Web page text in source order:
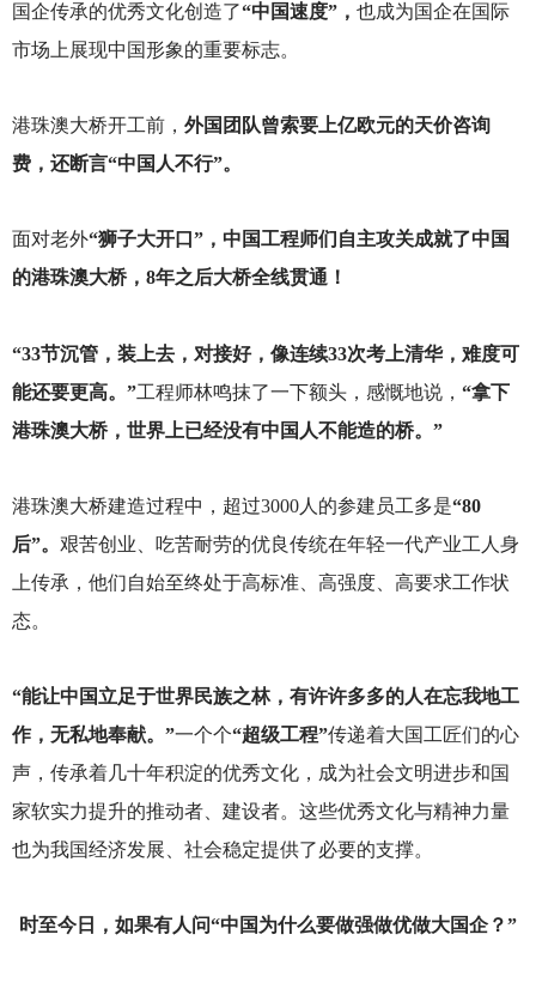
国企传承的优秀文化创造了“中国速度”， 也成为国企在国际
市场上展现中国形象的重要标志。
港珠澳大桥开工前， 外国团队曾索要上亿欧元的天价咨询
费，还断言“中国人不行”。
面对老外“狮子大开口”，中国工程师们自主攻关成就了中国
的港珠澳大桥，8年之后大桥全线贯通！
“33节沉管，装上去，对接好，像连续33次考上清华，难度可
能还要更高。”工程师林鸣抹了一下额头，感慨地说， “拿下
港珠澳大桥，世界上已经没有中国人不能造的桥。”
港珠澳大桥建造过程中，超过3000人的参建员工多是“80
后”。 艰苦创业、吃苦耐劳的优良传统在年轻一代产业工人身
上传承，他们自始至终处于高标准、高强度、高要求工作状
态。
“能让中国立足于世界民族之林，有许许多多的人在忘我地工
作，无私地奉献。”一个个“超级工程”传递着大国工匠们的心
声，传承着几十年积淀的优秀文化，成为社会文明进步和国
家软实力提升的推动者、建设者。这些优秀文化与精神力量
也为我国经济发展、社会稳定提供了必要的支撑。
时至今日，如果有人问“中国为什么要做强做优做大国企？”